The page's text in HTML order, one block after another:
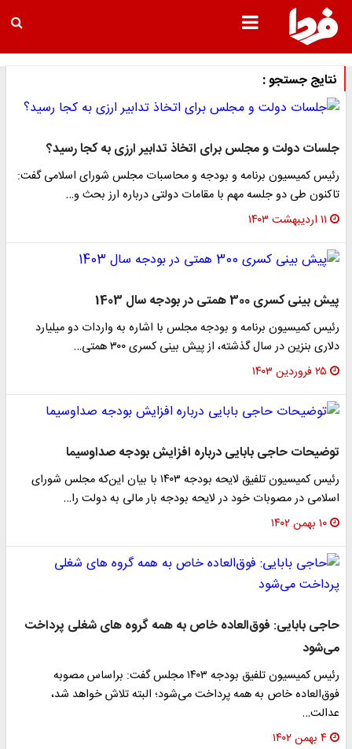
نتایج جستجو :
جلسات دولت و مجلس برای اتخاذ تدابیر ارزی به کجا رسید؟
رئیس کمیسیون برنامه و بودجه و محاسبات مجلس شورای اسلامی گفت:
تاکنون طی دو جلسه مهم با مقامات دولتی درباره ارز بحث و…
۱۱ اردیبهشت ۱۴۰۳
پیش بینی کسری 300 همتی در بودجه سال 1403
رئیس کمیسیون برنامه و بودجه مجلس با اشاره به واردات دو میلیارد
دلاری بنزین در سال گذشته، از پیش بینی کسری ۳۰۰ همتی…
۲۵ فروردین ۱۴۰۳
توضیحات حاجی بابایی درباره افزایش بودجه صداوسیما
رئیس کمیسیون تلفیق لایحه بودجه ۱۴۰۳ با بیان این‌که مجلس شورای
اسلامی در مصوبات خود در لایحه بودجه بار مالی به دولت را…
۱۰ بهمن ۱۴۰۲
حاجی بابایی: فوق‌العاده خاص به همه گروه های شغلی پرداخت
می‌شود
رئیس کمیسیون تلفیق بودجه ۱۴۰۳ مجلس گفت: براساس مصوبه
فوق‌العاده خاص به همه پرداخت می‌شود؛ البته تلاش خواهد شد،
عدالت…
۴ بهمن ۱۴۰۲